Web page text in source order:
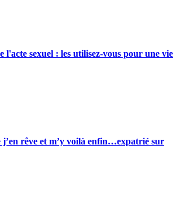
l'acte sexuel : les utilisez-vous pour une vie
j’en rêve et m’y voilà enfin…expatrié sur